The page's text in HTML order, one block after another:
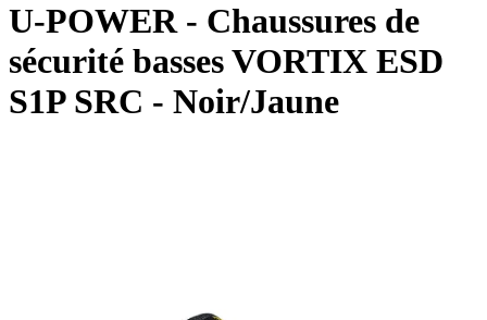
U-POWER - Chaussures de
sécurité basses VORTIX ESD
S1P SRC - Noir/Jaune